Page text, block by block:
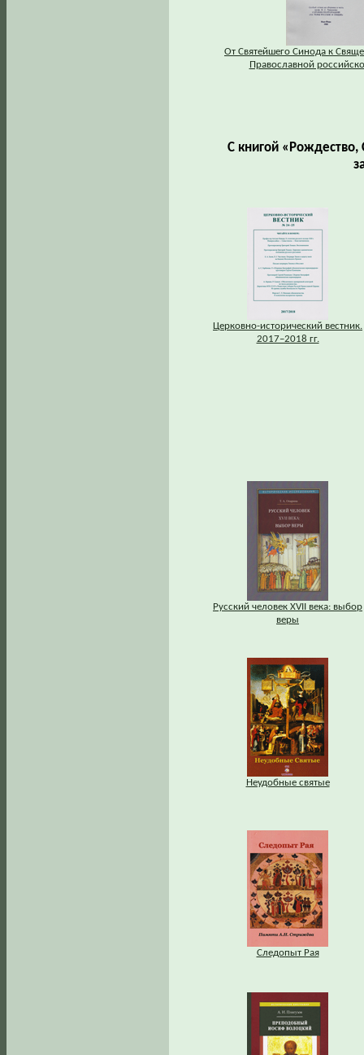
От Святейшего Синода к
Православной
С книгой «Рождество,
Церковно-исторический вестник.
2017–2018 гг.
Русский человек XVII века: выбор
веры
Неудобные святые
Следопыт Рая